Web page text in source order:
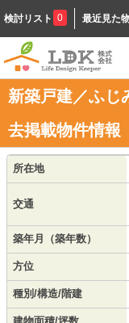
検討リスト 0 最近見た
新築戸建／ふじ
去掲載物件情報
所在地
交通
築年月（築年数）
方位
種別/構造/階建